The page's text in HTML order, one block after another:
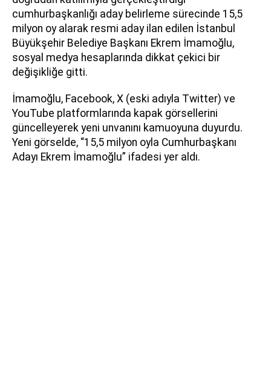
cumhurbaşkanlığı aday belirleme sürecinde 15,5
milyon oy alarak resmi aday ilan edilen İstanbul
Büyükşehir Belediye Başkanı Ekrem İmamoğlu,
sosyal medya hesaplarında dikkat çekici bir
değişikliğe gitti.
İmamoğlu, Facebook, X (eski adıyla Twitter) ve
YouTube platformlarında kapak görsellerini
güncelleyerek yeni unvanını kamuoyuna duyurdu.
Yeni görselde, “15,5 milyon oyla Cumhurbaşkanı
Adayı Ekrem İmamoğlu” ifadesi yer aldı.